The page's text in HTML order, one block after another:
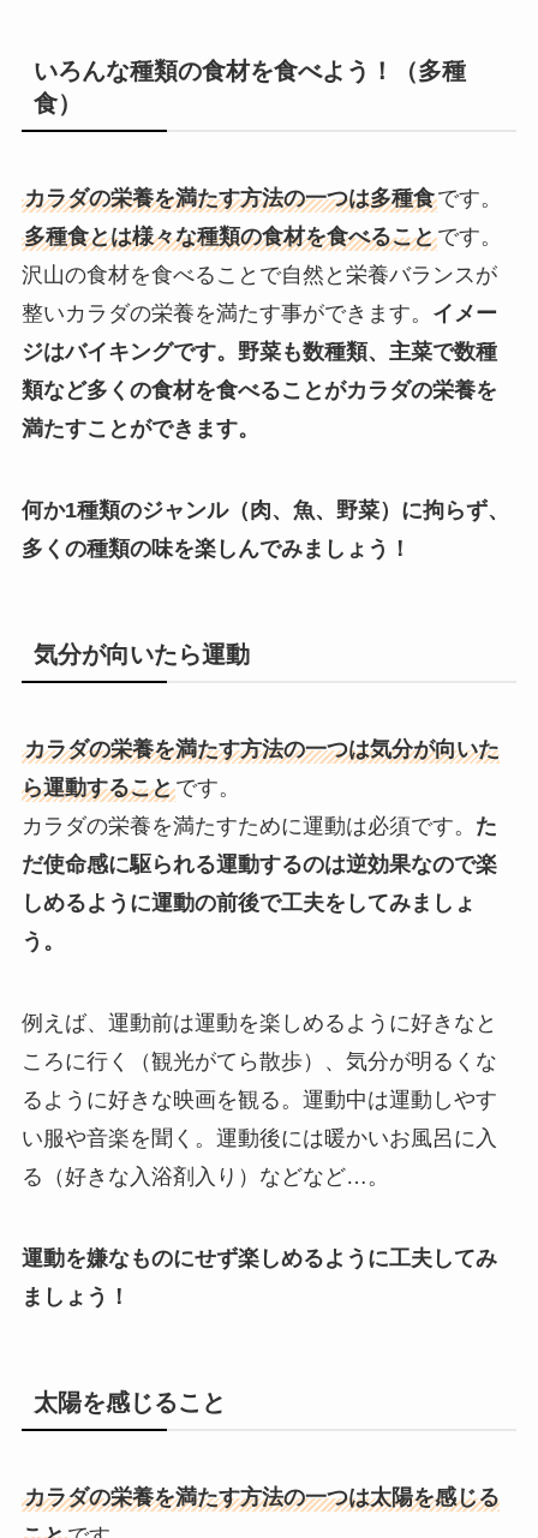
いろんな種類の食材を食べよう！（多種
食）
カラダの栄養を満たす方法の一つは多種食です。
多種食とは様々な種類の食材を食べることです。
沢山の食材を食べることで自然と栄養バランスが
整いカラダの栄養を満たす事ができます。 イメー
ジはバイキングです。野菜も数種類、主菜で数種
類など多くの食材を食べることがカラダの栄養を
満たすことができます。
何か1種類のジャンル（肉、魚、野菜）に拘らず、
多くの種類の味を楽しんでみましょう！
気分が向いたら運動
カラダの栄養を満たす方法の一つは気分が向いた
ら運動することです。
カラダの栄養を満たすために運動は必須です。 た
だ使命感に駆られる運動するのは逆効果なので楽
しめるように運動の前後で工夫をしてみましょ
う。
例えば、運動前は運動を楽しめるように好きなと
ころに行く（観光がてら散歩）、気分が明るくな
るように好きな映画を観る。運動中は運動しやす
い服や音楽を聞く。運動後には暖かいお風呂に入
る（好きな入浴剤入り）などなど…。
運動を嫌なものにせず楽しめるように工夫してみ
ましょう！
太陽を感じること
カラダの栄養を満たす方法の一つは太陽を感じる